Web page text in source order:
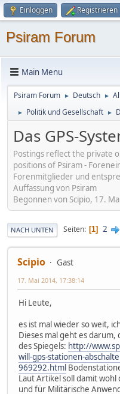
Einloggen Registrieren
Psiram Forum
Main Menu
Psiram Forum ► Deutsch ►
► Politik und Gesellschaft ►
Das GPS-
Postings reflect the private
positions of Psiram -
Forenmitglieder und
Auffassung von Psiram
Begonnen von Scipio, 17.
NACH UNTEN Seiten 1 2
Scipio Gast
17. Mai 2014, 17:38:14
Hi Leute,
es ist mal wieder so weit,
Dieses mal geht es darum,
des Spiegels: http://
will-gps-stationen-
969292.html
Laut Artikel soll damit wohl
und für Militärische